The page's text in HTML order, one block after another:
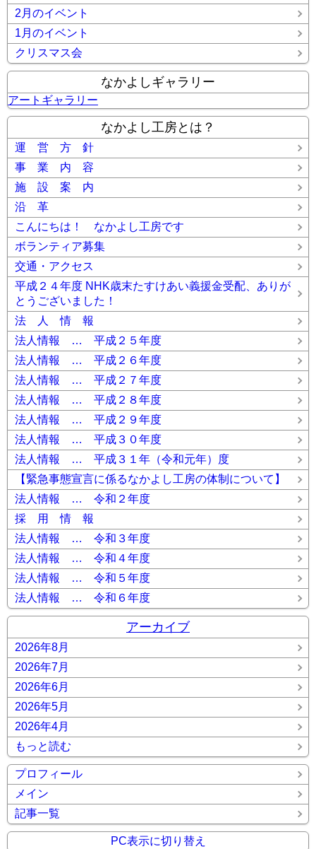
2月のイベント
1月のイベント
クリスマス会
なかよしギャラリー
アートギャラリー
なかよし工房とは？
運 営 方 針
事 業 内 容
施 設 案 内
沿 革
こんにちは！ なかよし工房です
ボランティア募集
交通・アクセス
平成２４年度 NHK歳末たすけあい義援金受配、ありが
とうございました！
法 人 情 報
法人情報 … 平成２５年度
法人情報 … 平成２６年度
法人情報 … 平成２７年度
法人情報 … 平成２８年度
法人情報 … 平成２９年度
法人情報 … 平成３０年度
法人情報 … 平成３１年（令和元年）度
【緊急事態宣言に係るなかよし工房の体制について】
法人情報 … 令和２年度
採 用 情 報
法人情報 … 令和３年度
法人情報 … 令和４年度
法人情報 … 令和５年度
法人情報 … 令和６年度
アーカイブ
2026年8月
2026年7月
2026年6月
2026年5月
2026年4月
もっと読む
プロフィール
メイン
記事一覧
PC表示に切り替え